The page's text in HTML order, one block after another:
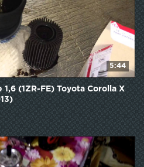
5:44
1,6 (1ZR-FE) Toyota Corolla X